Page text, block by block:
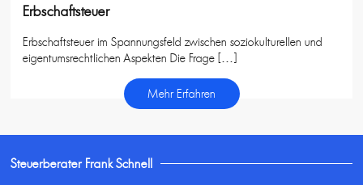
Erbschaftsteuer
Erbschaftsteuer im Spannungsfeld zwischen soziokulturellen und
eigentumsrechtlichen Aspekten Die Frage […]
Mehr Erfahren
Steuerberater Frank Schnell